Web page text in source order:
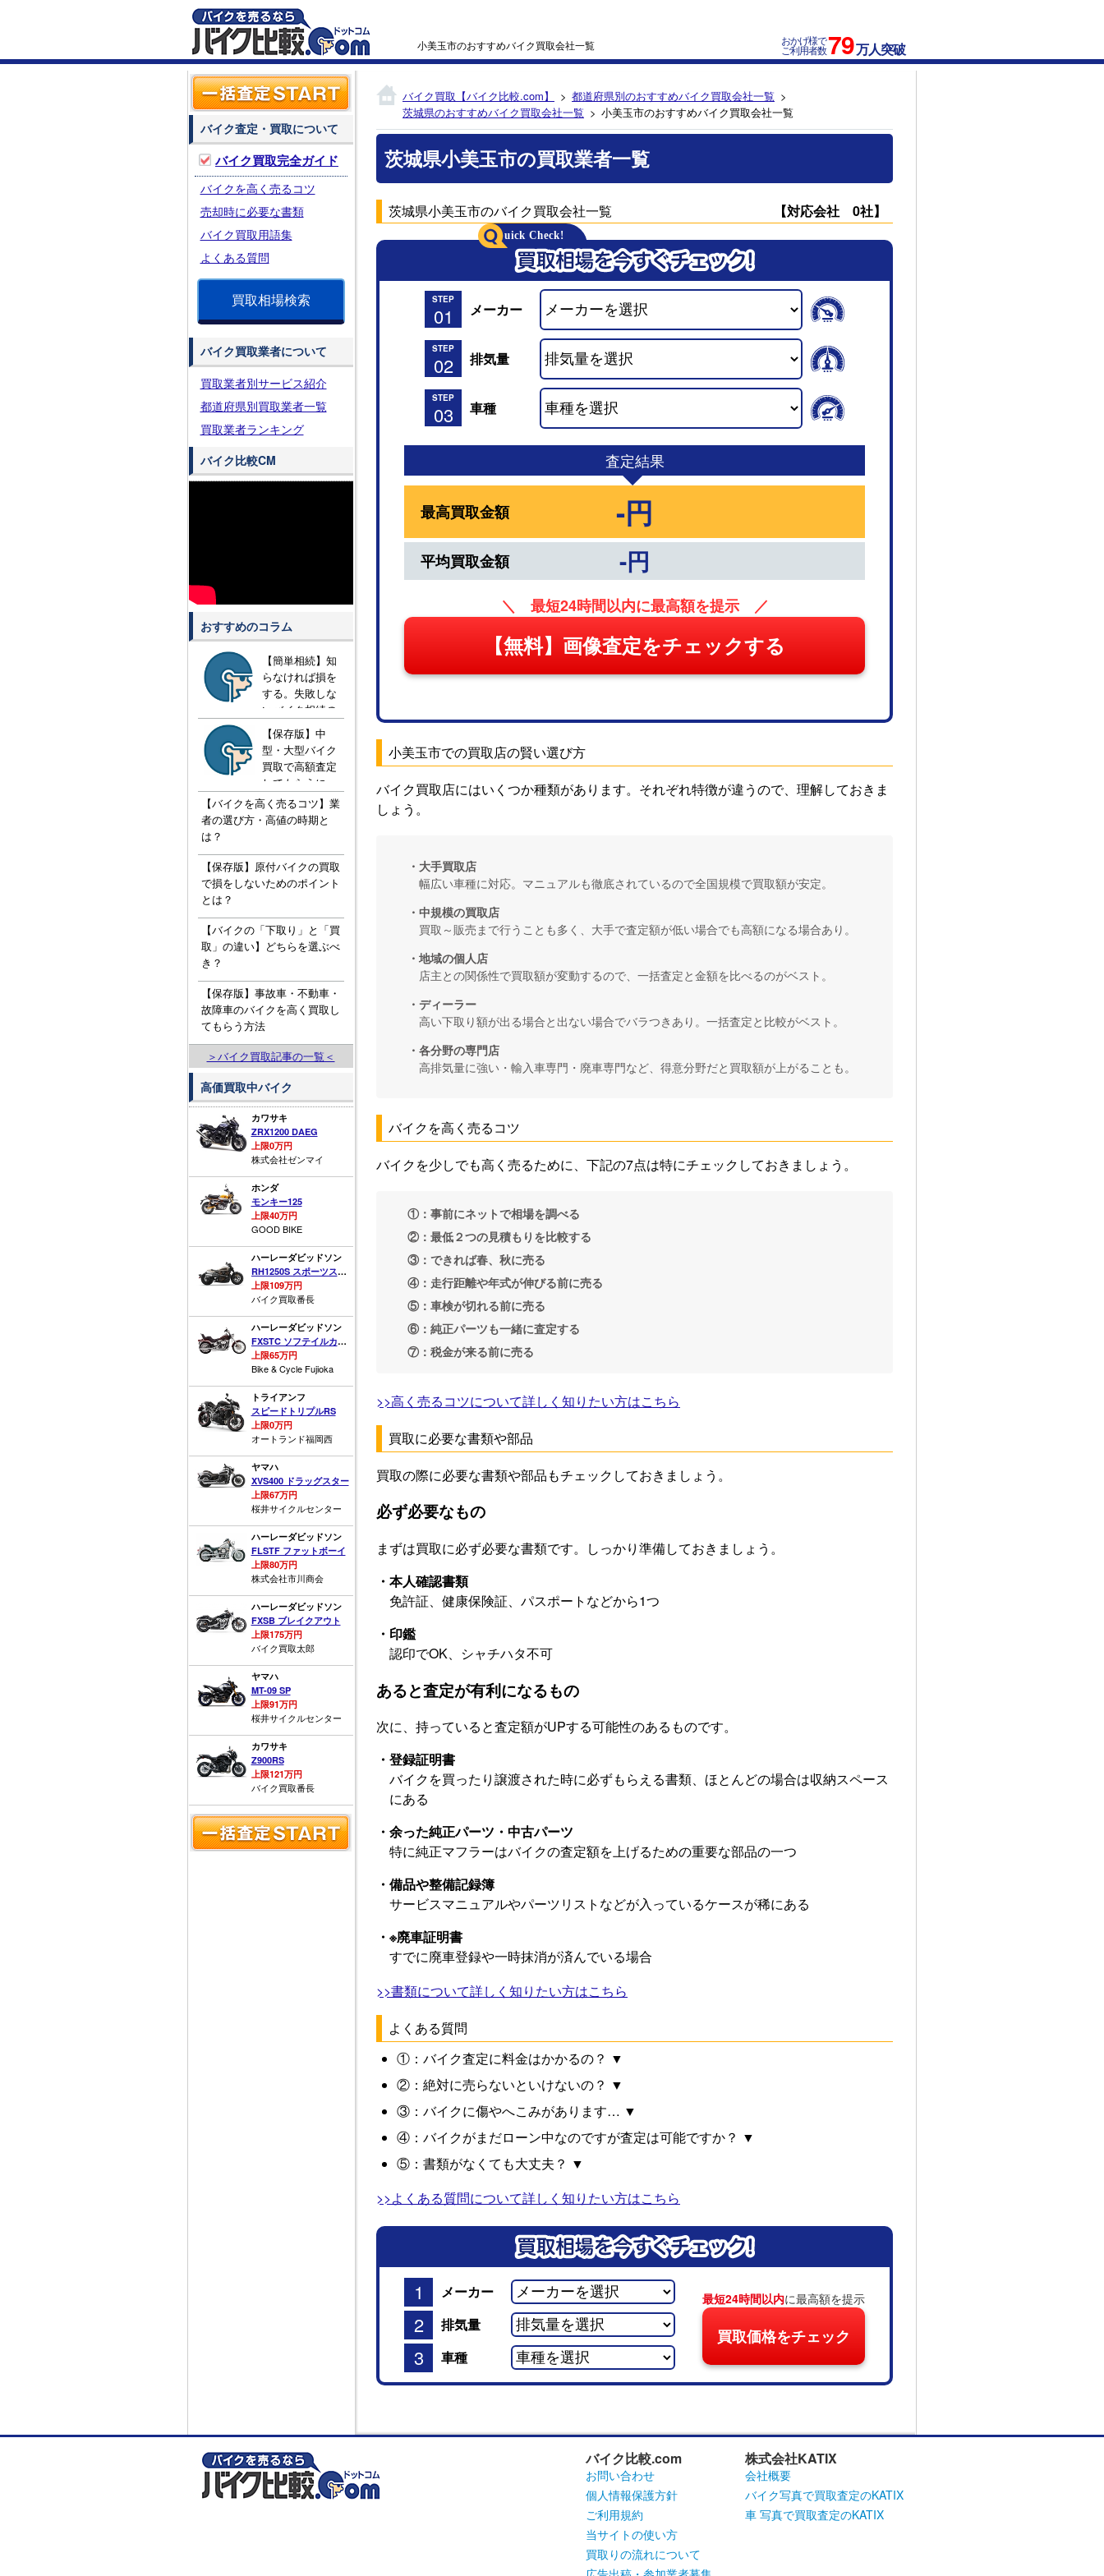
小美玉市のおすすめバイク買取会社一覧 おかげ様で
ご利用者数79万人突破
バイク買取【バイク比較.com】
都道府県別のおすすめバイク買取会社一覧
茨城県のおすすめバイク買取会社一覧
小美玉市のおすすめバイク買取会社一覧
茨城県小美玉市の買取業者一覧
茨城県小美玉市のバイク買取会社一覧 【対応会社 0社】
STEP
01 メーカー
STEP
02 排気量
STEP
03 車種
査定結果
最高買取金額 -円
平均買取金額 -円
＼ 最短24時間以内に最高額を提示 ／
【無料】画像査定をチェックする
小美玉市での買取店の賢い選び方
バイク買取店にはいくつか種類があります。それぞれ特徴が違うので、理解しておきま
しょう。
・大手買取店
幅広い車種に対応。マニュアルも徹底されているので全国規模で買取額が安定。
・中規模の買取店
買取～販売まで行うことも多く、大手で査定額が低い場合でも高額になる場合あり。
・地域の個人店
店主との関係性で買取額が変動するので、一括査定と金額を比べるのがベスト。
・ディーラー
高い下取り額が出る場合と出ない場合でバラつきあり。一括査定と比較がベスト。
・各分野の専門店
高排気量に強い・輸入車専門・廃車専門など、得意分野だと買取額が上がることも。
バイクを高く売るコツ
バイクを少しでも高く売るために、下記の7点は特にチェックしておきましょう。
①：事前にネットで相場を調べる
②：最低２つの見積もりを比較する
③：できれば春、秋に売る
④：走行距離や年式が伸びる前に売る
⑤：車検が切れる前に売る
⑥：純正パーツも一緒に査定する
⑦：税金が来る前に売る
>>高く売るコツについて詳しく知りたい方はこちら
買取に必要な書類や部品
買取の際に必要な書類や部品もチェックしておきましょう。
必ず必要なもの
まずは買取に必ず必要な書類です。しっかり準備しておきましょう。
・本人確認書類
免許証、健康保険証、パスポートなどから1つ
・印鑑
認印でOK、シャチハタ不可
あると査定が有利になるもの
次に、持っていると査定額がUPする可能性のあるものです。
・登録証明書
バイクを買ったり譲渡された時に必ずもらえる書類、ほとんどの場合は収納スペース
にある
・余った純正パーツ・中古パーツ
特に純正マフラーはバイクの査定額を上げるための重要な部品の一つ
・備品や整備記録簿
サービスマニュアルやパーツリストなどが入っているケースが稀にある
・※廃車証明書
すでに廃車登録や一時抹消が済んでいる場合
>>書類について詳しく知りたい方はこちら
よくある質問
①：バイク査定に料金はかかるの？ ▼
②：絶対に売らないといけないの？ ▼
③：バイクに傷やへこみがあります… ▼
④：バイクがまだローン中なのですが査定は可能ですか？ ▼
⑤：書類がなくても大丈夫？ ▼
>>よくある質問について詳しく知りたい方はこちら
1 メーカー
2 排気量
3 車種
最短24時間以内に最高額を提示
買取価格をチェック
バイク査定・買取について
バイク買取完全ガイド
バイクを高く売るコツ
売却時に必要な書類
バイク買取用語集
よくある質問
買取相場検索
バイク買取業者について
買取業者別サービス紹介
都道府県別買取業者一覧
買取業者ランキング
バイク比較CM
おすすめのコラム
【簡単相続】知
らなければ損を
する。失敗しな
いバイク相続の
方法とは？
【保存版】中
型・大型バイク
買取で高額査定
してもらうに
は！？知ってお
きたい３つの知
【バイクを高く売るコツ】業
者の選び方・高値の時期と
は？
【保存版】原付バイクの買取
で損をしないためのポイント
とは？
【バイクの「下取り」と「買
取」の違い】どちらを選ぶべ
き？
【保存版】事故車・不動車・
故障車のバイクを高く買取し
てもらう方法
＞バイク買取記事の一覧＜
高価買取中バイク
カワサキ
ZRX1200 DAEG
上限0万円
株式会社ゼンマイ
ホンダ
モンキー125
上限40万円
GOOD BIKE
ハーレーダビッドソン
RH1250S スポーツスターS
上限109万円
バイク買取番長
ハーレーダビッドソン
FXSTC ソフテイルカスタム
上限65万円
Bike & Cycle Fujioka
トライアンフ
スピードトリプルRS
上限0万円
オートランド福岡西
ヤマハ
XVS400 ドラッグスター
上限67万円
桜井サイクルセンター
ハーレーダビッドソン
FLSTF ファットボーイ
上限80万円
株式会社市川商会
ハーレーダビッドソン
FXSB ブレイクアウト
上限175万円
バイク買取太郎
ヤマハ
MT-09 SP
上限91万円
桜井サイクルセンター
カワサキ
Z900RS
上限121万円
バイク買取番長
バイク比較.com
お問い合わせ
個人情報保護方針
ご利用規約
当サイトの使い方
買取りの流れについて
株式会社KATIX
会社概要
バイク写真で買取査定のKATIX
車 写真で買取査定のKATIX